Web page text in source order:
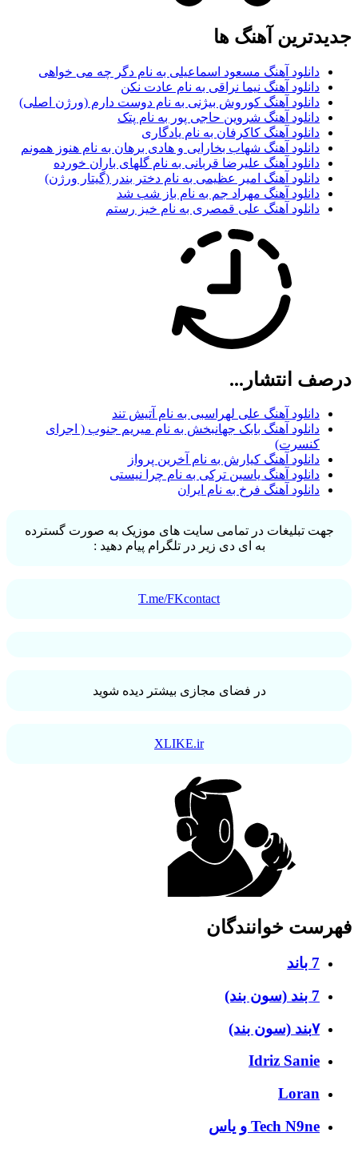
جدیدترین آهنگ ها
دانلود آهنگ مسعود اسماعیلی به نام دگر چه می خواهی
دانلود آهنگ نیما نراقی به نام عادت نکن
دانلود آهنگ کوروش بیژنی به نام دوست دارم (ورژن اصلی)
دانلود آهنگ شروین حاجی پور به نام پتک
دانلود آهنگ کاکرفان به نام یادگاری
دانلود آهنگ شهاب بخارایی و هادی برهان به نام هنوز همونم
دانلود آهنگ علیرضا قربانی به نام گلهای باران خورده
دانلود آهنگ امیر عظیمی به نام دختر بندر (گیتار ورژن)
دانلود آهنگ مهراد جم به نام باز شب شد
دانلود آهنگ علی قمصری به نام خیز رستم
درصف انتشار...
دانلود آهنگ علی لهراسبی به نام آتیش تند
دانلود آهنگ بابک جهانبخش به نام میریم جنوب ( اجرای
کنسرت)
دانلود آهنگ کیارش به نام آخرین پرواز
دانلود آهنگ یاسین ترکی به نام چرا نیستی
دانلود آهنگ فرخ به نام ایران
جهت تبلیغات در تمامی سایت های موزیک به صورت گسترده
به ای دی زیر در تلگرام پیام دهید :
T.me/FKcontact
در فضای مجازی بیشتر دیده شوید
XLIKE.ir
فهرست خوانندگان
7 باند
7 بند (سون بند)
۷بند (سون بند)
Idriz Sanie
Loran
Tech N9ne و یاس